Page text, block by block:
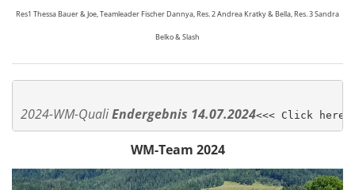
Res1 Thessa Bauer & Joe, Teamleader Fischer Dannya, Res. 2 Andrea Kratky & Bella, Res. 3 Sandra
Belko & Slash
2024-WM-Quali Endergebnis 14.07.2024<<< Click here
WM-Team 2024